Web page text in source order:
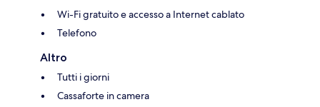
Wi-Fi gratuito e accesso a Internet cablato
Telefono
Altro
Tutti i giorni
Cassaforte in camera